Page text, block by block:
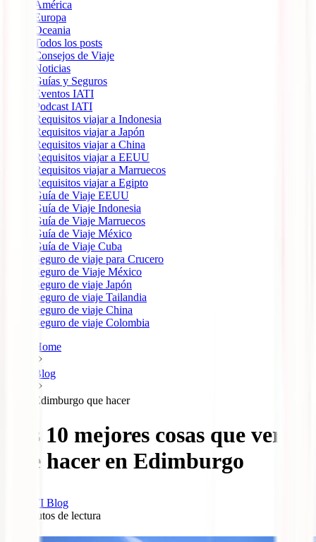
América
Europa
Oceania
Todos los posts
Consejos de Viaje
Noticias
Guías y Seguros
Eventos IATI
Podcast IATI
Requisitos viajar a Indonesia
Requisitos viajar a Japón
Requisitos viajar a China
Requisitos viajar a EEUU
Requisitos viajar a Marruecos
Requisitos viajar a Egipto
Guía de Viaje EEUU
Guía de Viaje Indonesia
Guía de Viaje Marruecos
Guía de Viaje México
Guía de Viaje Cuba
Seguro de viaje para Crucero
Seguro de Viaje México
Seguro de viaje Japón
Seguro de viaje Tailandia
Seguro de viaje China
Seguro de viaje Colombia
Home
Blog
Edimburgo que hacer
Las 10 mejores cosas que ver y
que hacer en Edimburgo
IATI Blog
minutos de lectura